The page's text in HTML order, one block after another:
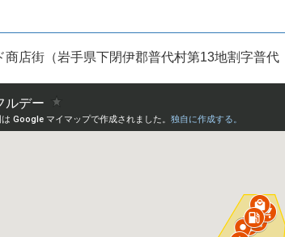
商店街（岩手県下閉伊郡普代村第13地割字普